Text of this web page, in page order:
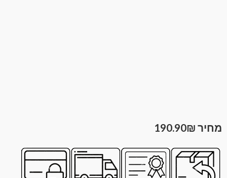
190.90₪